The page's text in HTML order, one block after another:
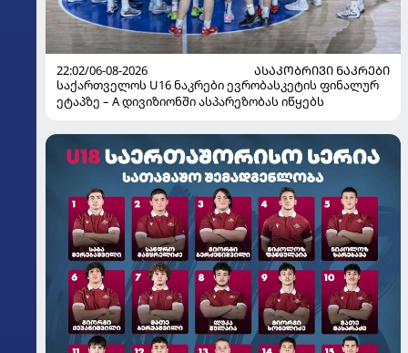
22:02/06-08-2026
ᲐᲡᲐᲙᲝᲑᲠᲘᲕᲘ ᲜᲐᲙᲠᲔᲑᲘ
საქართველოს U16 ნაკრები ევრობასკეტის ფინალურ
ეტაპზე – A დივიზიონში ასპარეზობას იწყებს